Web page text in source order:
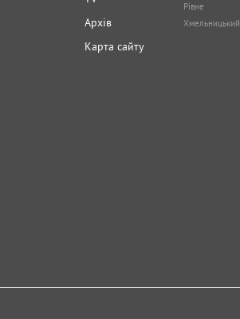
Архів
Карта сайту
Рівне
Хмельницький